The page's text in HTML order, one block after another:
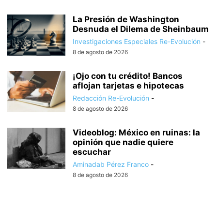
La Presión de Washington
Desnuda el Dilema de Sheinbaum
Investigaciones Especiales Re-Evolución -
8 de agosto de 2026
¡Ojo con tu crédito! Bancos
aflojan tarjetas e hipotecas
Redacción Re-Evolución -
8 de agosto de 2026
Videoblog: México en ruinas: la
opinión que nadie quiere
escuchar
Aminadab Pérez Franco -
8 de agosto de 2026